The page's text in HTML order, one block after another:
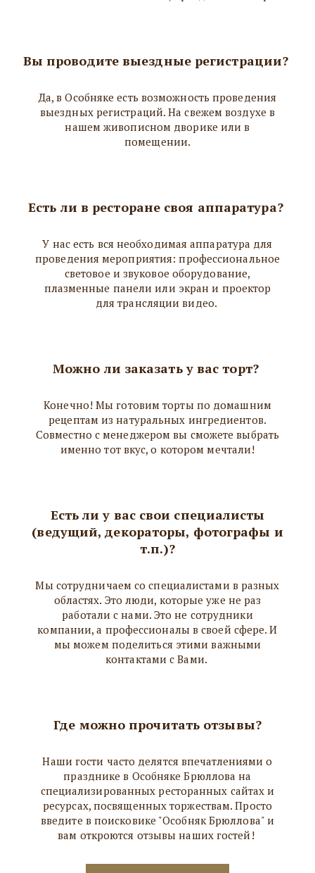
Вы проводите выездные регистрации?
Да, в Особняке есть возможность проведения
выездных регистраций. На свежем воздухе в
нашем живописном дворике или в
помещении.
Есть ли в ресторане своя аппаратура?
У нас есть вся необходимая аппаратура для
проведения мероприятия: профессиональное
световое и звуковое оборудование,
плазменные панели или экран и проектор
для трансляции видео.
Можно ли заказать у вас торт?
Конечно! Мы готовим торты по домашним
рецептам из натуральных ингредиентов.
Совместно с менеджером вы сможете выбрать
именно тот вкус, о котором мечтали!
Есть ли у вас свои специалисты
(ведущий, декораторы, фотографы и
т.п.)?
Мы сотрудничаем со специалистами в разных
областях. Это люди, которые уже не раз
работали с нами. Это не сотрудники
компании, а профессионалы в своей сфере. И
мы можем поделиться этими важными
контактами с Вами.
Где можно прочитать отзывы?
Наши гости часто делятся впечатлениями о
празднике в Особняке Брюллова на
специализированных ресторанных сайтах и
ресурсах, посвященных торжествам. Просто
введите в поисковике "Особняк Брюллова" и
вам откроются отзывы наших гостей!